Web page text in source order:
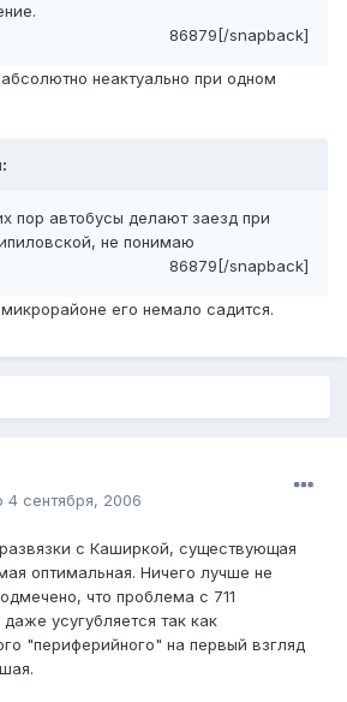
86879[/snapback]
неактуально при одном
пор автобусы делают заезд при
не понимаю
86879[/snapback]
его немало садится.
4 сентября, 2006
с Каширкой, существующая
оптимальная. Ничего лучше не
что проблема с 711
усугубляется так как
"периферийного" на первый взгляд